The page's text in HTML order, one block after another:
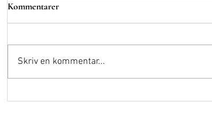
Kommentarer
Skriv en kommentar...